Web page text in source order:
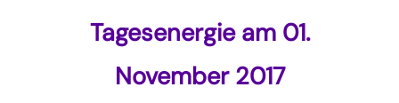
Tagesenergie am 01.
November 2017